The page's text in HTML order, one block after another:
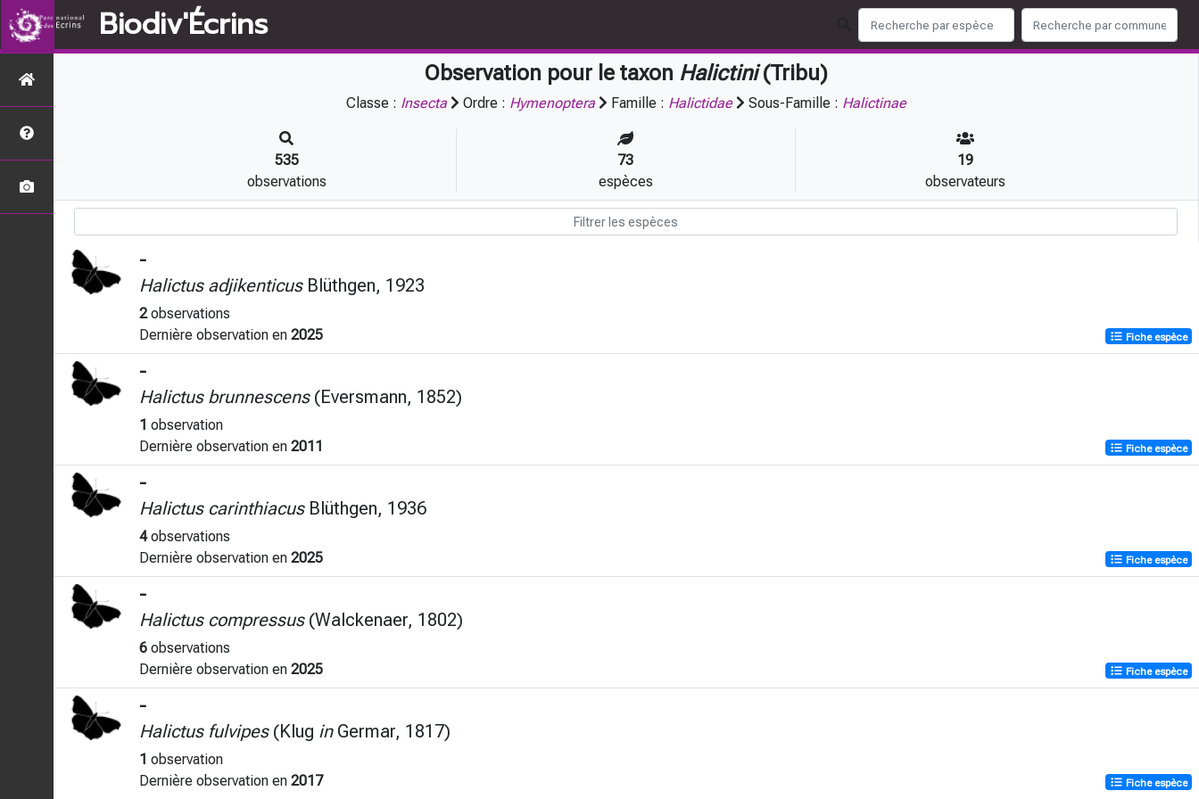
Biodiv'Écrins
Observation pour le taxon Halictini(Tribu)
Classe : Insecta Ordre : Hymenoptera Famille : Halictidae Sous-Famille : Halictinae
535
observations
73
espèces
19
observateurs
-
Halictus adjikenticusBlüthgen, 1923
2observations
Dernière observation en 2025 Fiche espèce
-
Halictus brunnescens(Eversmann, 1852)
1 observation
Dernière observation en 2011 Fiche espèce
-
Halictus carinthiacusBlüthgen, 1936
4observations
Dernière observation en 2025 Fiche espèce
-
Halictus compressus(Walckenaer, 1802)
6 observations
Dernière observation en 2025 Fiche espèce
-
Halictus fulvipes(Klug inGermar, 1817)
1 observation
Dernière observation en 2017 Fiche espèce